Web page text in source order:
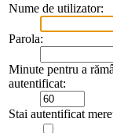
Nume de utilizator:
Parola:
Minute pentru a
autentificat:
Stai autentificat